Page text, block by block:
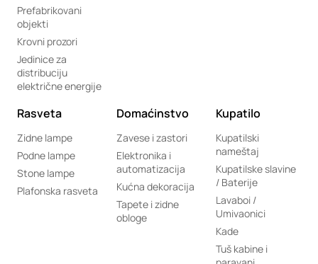
Prefabrikovani
objekti
Krovni prozori
Jedinice za
distribuciju
električne energije
Rasveta
Zidne lampe
Podne lampe
Stone lampe
Plafonska rasveta
Domaćinstvo
Zavese i zastori
Elektronika i
automatizacija
Kućna dekoracija
Tapete i zidne
obloge
Kupatilo
Kupatilski
nameštaj
Kupatilske slavine
/ Baterije
Lavaboi /
Umivaonici
Kade
Tuš kabine i